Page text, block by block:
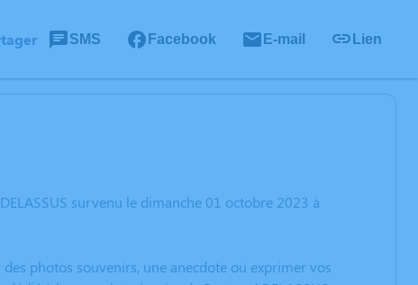
SMS Facebook E-mail Lien
survenu le dimanche 01 octobre 2023 à
photos souvenirs, une anecdote ou exprimer vos